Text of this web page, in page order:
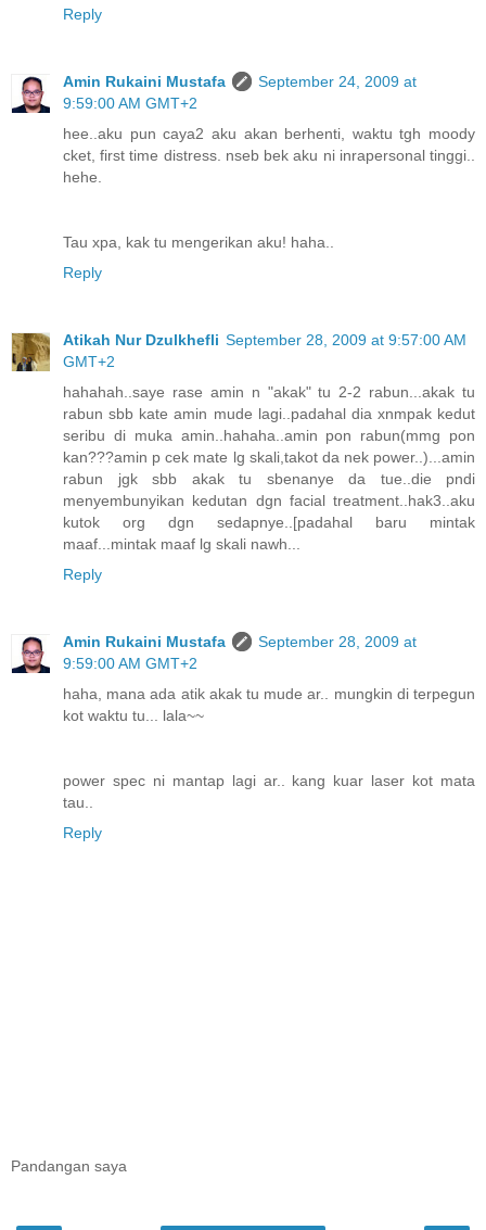
Reply
Amin Rukaini Mustafa
September 24, 2009 at
9:59:00 AM GMT+2
hee..aku pun caya2 aku akan berhenti, waktu tgh moody
cket, first time distress. nseb bek aku ni inrapersonal tinggi..
hehe.
Tau xpa, kak tu mengerikan aku! haha..
Reply
Atikah Nur Dzulkhefli September 28, 2009 at 9:57:00 AM
GMT+2
hahahah..saye rase amin n "akak" tu 2-2 rabun...akak tu
rabun sbb kate amin mude lagi..padahal dia xnmpak kedut
seribu di muka amin..hahaha..amin pon rabun(mmg pon
kan???amin p cek mate lg skali,takot da nek power..)...amin
rabun jgk sbb akak tu sbenanye da tue..die pndi
menyembunyikan kedutan dgn facial treatment..hak3..aku
kutok org dgn sedapnye..[padahal baru mintak
maaf...mintak maaf lg skali nawh...
Reply
Amin Rukaini Mustafa
September 28, 2009 at
9:59:00 AM GMT+2
haha, mana ada atik akak tu mude ar.. mungkin di terpegun
kot waktu tu... lala~~
power spec ni mantap lagi ar.. kang kuar laser kot mata
tau..
Reply
Pandangan saya